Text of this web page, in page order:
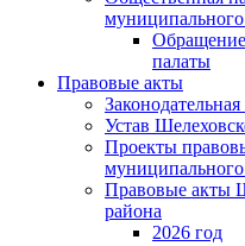
палаты
Правовые акты
Законодательная
Устав
Проекты
Правовые акты
района
2026 год